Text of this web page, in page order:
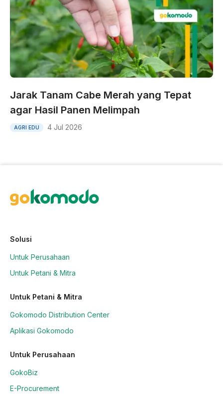
Jarak Tanam Cabe Merah yang Tepat
agar Hasil Panen Melimpah
AGRI EDU 4 Jul 2026
Solusi
Untuk Perusahaan
Untuk Petani & Mitra
Untuk Petani & Mitra
Gokomodo Distribution Center
Aplikasi Gokomodo
Untuk Perusahaan
GokoBiz
E-Procurement